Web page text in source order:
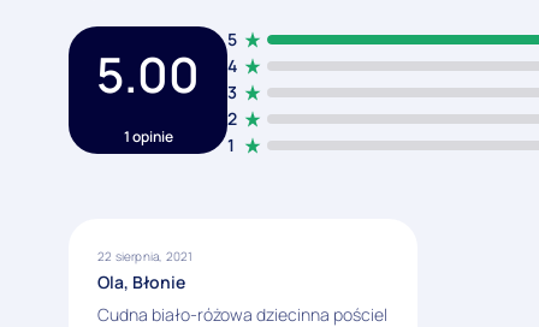
5.00
1 opinie 1
2
3
4
5
22 sierpnia, 2021
Ola, Błonie
Cudna biało-różowa dziecinna pościel